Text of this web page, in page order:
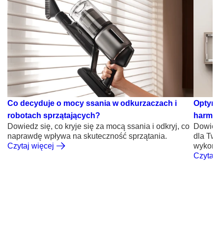
Co decyduje o mocy ssania w odkurzaczach i
robotach sprzątających?
Dowiedz się, co kryje się za mocą ssania i odkryj, co
naprawdę wpływa na skuteczność sprzątania.
Czytaj więcej
dla
Czytaj